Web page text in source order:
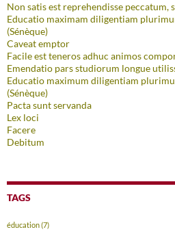
Non satis est reprehendisse peccatum,
Educatio maximam diligentiam
(Sénèque)
Caveat emptor
Facile est teneros adhuc animos
Emendatio pars studiorum longue
Educatio maximum diligentiam
(Sénèque)
Pacta sunt servanda
Lex loci
Facere
Debitum
TAGS
éducation(7)